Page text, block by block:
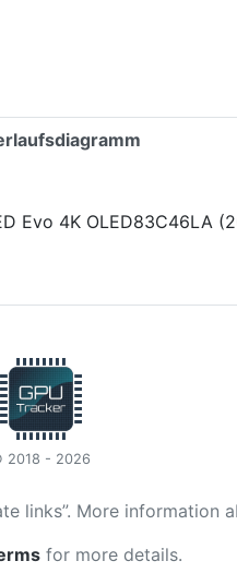
2018 - 2026
links”. More information
for more details.